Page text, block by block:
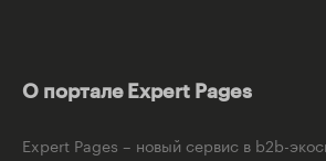
О портале Expert Pages
Expert Pages – новый сервис в b2b-